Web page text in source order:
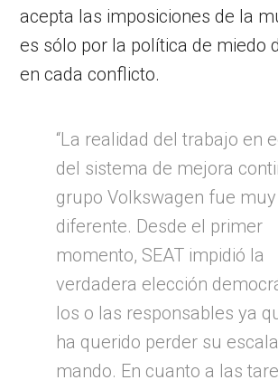
acepta las imposiciones de la
es sólo por la política de miedo
en cada conflicto.
“La realidad del trabajo en
del sistema de mejora
grupo Volkswagen fue muy
diferente. Desde el primer
momento, SEAT impidió la
verdadera elección
los o las responsables ya
ha querido perder su
mando. En cuanto a las